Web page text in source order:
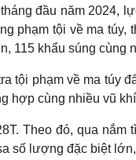
đầu năm 2024,
phạm tội về ma túy,
115 khẩu súng cùng
tội phạm về ma túy
hợp cùng nhiều vũ
Theo đó, qua nắm
số lượng đặc biệt